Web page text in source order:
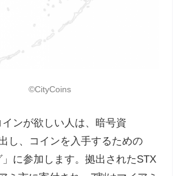
©️CityCoins
ンが欲しい人は、暗号資
し、コインを入手するための
」に参加します。拠出されたSTX